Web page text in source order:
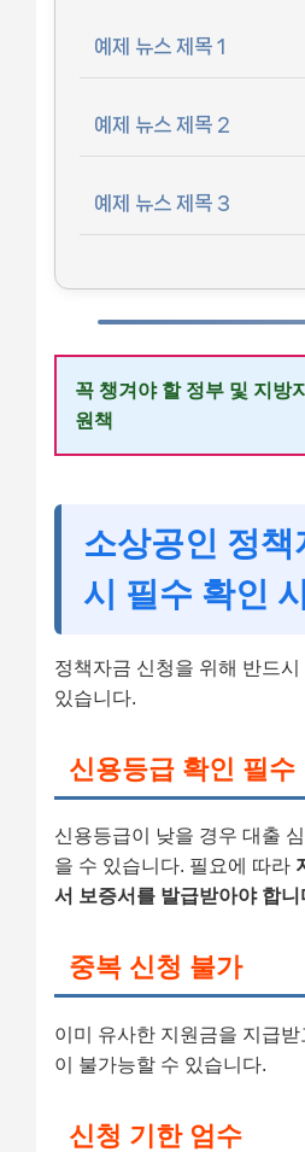
예제 뉴스 제목 1
예제 뉴스 제목 2
예제 뉴스 제목 3
꼭 챙겨야 할 정부 및 지방
원책
소상공인 정책
시 필수 확인
정책자금 신청을 위해 반드시
있습니다.
신용등급 확인 필수
신용등급이 낮을 경우 대출
을 수 있습니다. 필요에 따라
서 보증서를 발급받아야 합니
중복 신청 불가
이미 유사한 지원금을 지급
이 불가능할 수 있습니다.
신청 기한 엄수